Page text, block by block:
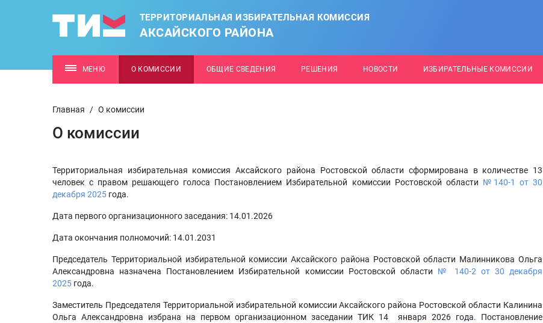
ТЕРРИТОРИАЛЬНАЯ ИЗБИРАТЕЛЬНАЯ КОМИССИЯ
АКСАЙСКОГО РАЙОНА
МЕНЮ О КОМИССИИ ОБЩИЕ СВЕДЕНИЯ РЕШЕНИЯ НОВОСТИ ИЗБИРАТЕЛЬНЫЕ КОМИССИИ
Главная / О комиссии
О комиссии
Территориальная избирательная комиссия Аксайского района Ростовской области сформирована в количестве 13
человек с правом решающего голоса Постановлением Избирательной комиссии Ростовской области №140-1 от 30
декабря 2025 года.
Дата первого организационного заседания: 14.01.2026
Дата окончания полномочий: 14.01.2031
Председатель Территориальной избирательной комиссии Аксайского района Ростовской области Малинникова Ольга
Александровна назначена Постановлением Избирательной комиссии Ростовской области № 140-2 от 30 декабря
2025 года.
Заместитель Председателя Территориальной избирательной комиссии Аксайского района Ростовской области Калинина
Ольга Александровна избрана на первом организационном заседании ТИК 14 января 2026 года. Постановление